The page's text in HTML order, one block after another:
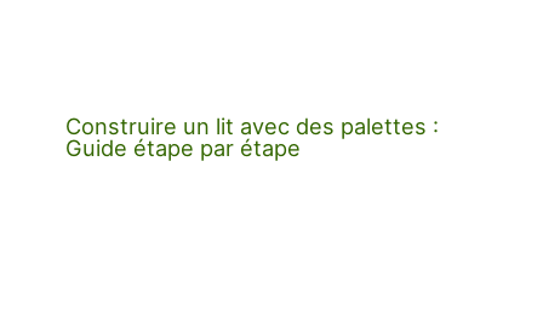
Construire un lit avec des palettes :
Guide étape par étape